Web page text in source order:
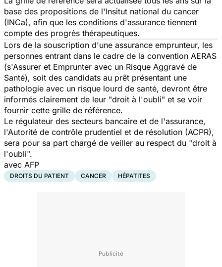
base des propositions de l'Insitut national du cancer
(INCa), afin que les conditions d'assurance tiennent
compte des progrès thérapeutiques.
Lors de la souscription d'une assurance emprunteur, les
personnes entrant dans le cadre de la convention AERAS
(s'Assurer et Emprunter avec un Risque Aggravé de
Santé), soit des candidats au prêt présentant une
pathologie avec un risque lourd de santé, devront être
informés clairement de leur "droit à l'oubli" et se voir
fournir cette grille de référence.
Le régulateur des secteurs bancaire et de l'assurance,
l'Autorité de contrôle prudentiel et de résolution (ACPR),
sera pour sa part chargé de veiller au respect du "droit à
l'oubli".
avec AFP
DROITS DU PATIENT CANCER HÉPATITES